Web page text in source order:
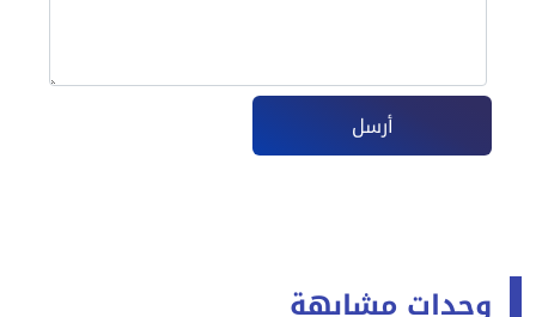
أرسل
وحدات مشابهة